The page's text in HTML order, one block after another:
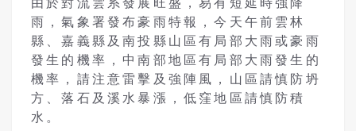
雨，氣象署發布豪雨特報，今天午前雲林
縣、嘉義縣及南投縣山區有局部大雨或豪雨
發生的機率，中南部地區有局部大雨發生的
機率，請注意雷擊及強陣風，山區請慎防坍
方、落石及溪水暴漲，低窪地區請慎防積
水。